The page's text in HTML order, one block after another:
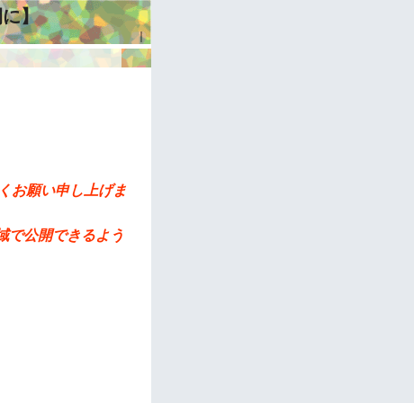
】
｜
お願い申し上げま
で公開できるよう